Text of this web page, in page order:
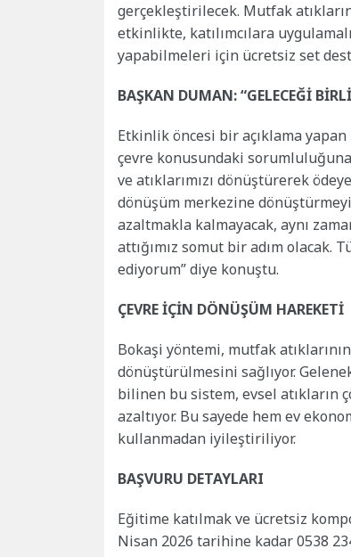
gerçekleştirilecek. Mutfak
etkinlikte, katılımcılara
yapabilmeleri için ücretsiz set
BAŞKAN DUMAN: “GELECEĞİ
Etkinlik öncesi bir açıklama
çevre konusundaki
ve atıklarımızı dönüştürerek
dönüşüm merkezine
azaltmakla kalmayacak, aynı
attığımız somut bir adım olacak.
ediyorum” diye konuştu.
ÇEVRE İÇİN DÖNÜŞÜM HAREKETİ
Bokaşi yöntemi, mutfak
dönüştürülmesini sağlıyor.
bilinen bu sistem, evsel atıkların
azaltıyor. Bu sayede hem ev
kullanmadan iyileştiriliyor.
BAŞVURU DETAYLARI
Eğitime katılmak ve ücretsiz
Nisan 2026 tarihine kadar 0538